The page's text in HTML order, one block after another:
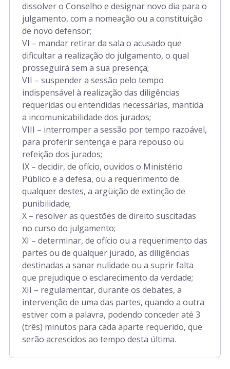
dissolver o Conselho e designar novo dia para o
julgamento, com a nomeação ou a constituição
de novo defensor;
VI – mandar retirar da sala o acusado que
dificultar a realização do julgamento, o qual
prosseguirá sem a sua presença;
VII – suspender a sessão pelo tempo
indispensável à realização das diligências
requeridas ou entendidas necessárias, mantida
a incomunicabilidade dos jurados;
VIII – interromper a sessão por tempo razoável,
para proferir sentença e para repouso ou
refeição dos jurados;
IX – decidir, de ofício, ouvidos o Ministério
Público e a defesa, ou a requerimento de
qualquer destes, a argüição de extinção de
punibilidade;
X – resolver as questões de direito suscitadas
no curso do julgamento;
XI – determinar, de ofício ou a requerimento das
partes ou de qualquer jurado, as diligências
destinadas a sanar nulidade ou a suprir falta
que prejudique o esclarecimento da verdade;
XII – regulamentar, durante os debates, a
intervenção de uma das partes, quando a outra
estiver com a palavra, podendo conceder até 3
(três) minutos para cada aparte requerido, que
serão acrescidos ao tempo desta última.